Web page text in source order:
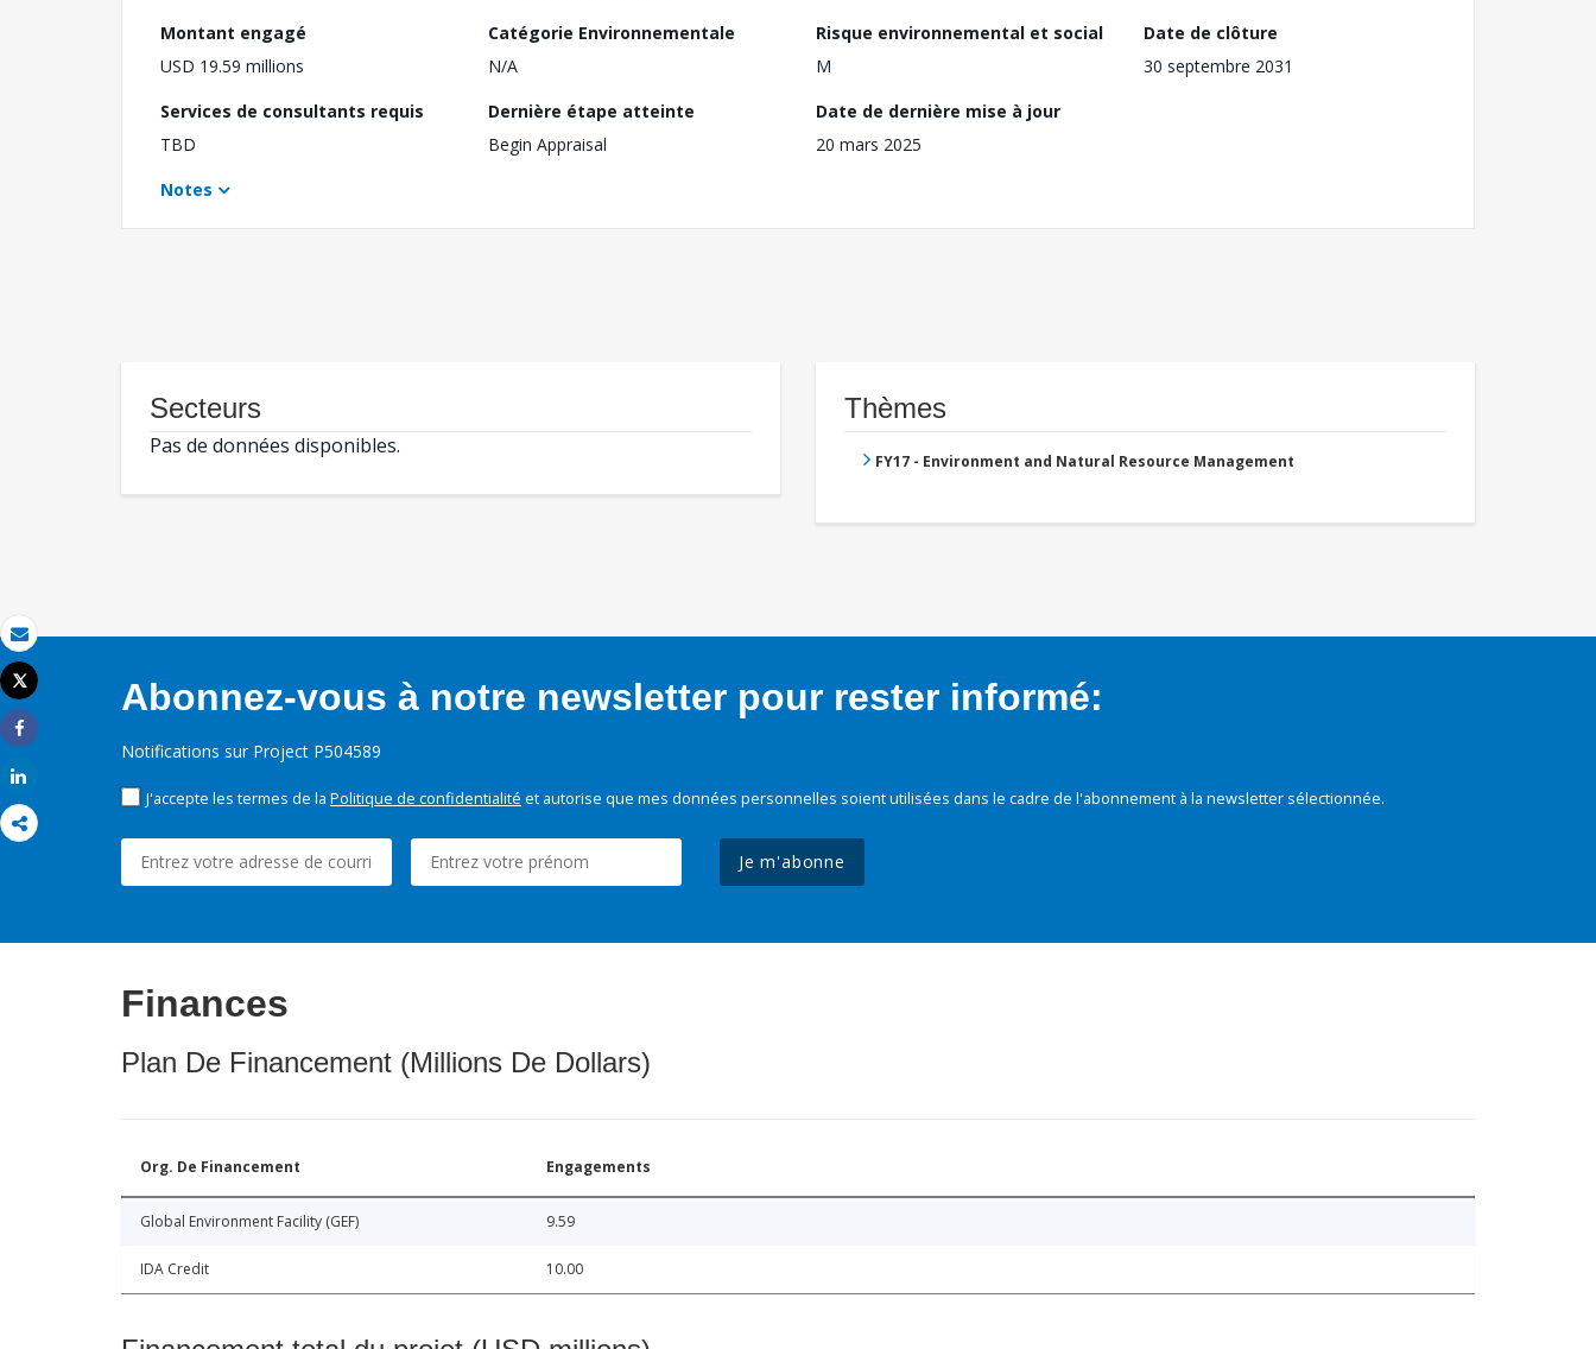
Email
Imprimer
Tweet
Share
Montant engagé
USD 19.59 millions
Catégorie Environnementale
N/A
Risque environnemental et social
M
Date de clôture
30 septembre 2031
Services de consultants requis
TBD
Dernière étape atteinte
Begin Appraisal
Date de dernière mise à jour
20 mars 2025
Notes
Secteurs
Pas de données disponibles.
Thèmes
FY17 - Environment and Natural Resource Management
Abonnez-vous à notre newsletter pour rester informé:
Notifications sur Project P504589
J'accepte les termes de la Politique de confidentialité et autorise que mes données personnelles soient utilisées dans le cadre de l'abonnement à la newsletter sélectionnée.
Je m'abonne
Finances
Plan De Financement (Millions De Dollars)
Org. De Financement Engagements
Global Environment Facility (GEF) 9.59
IDA Credit 10.00